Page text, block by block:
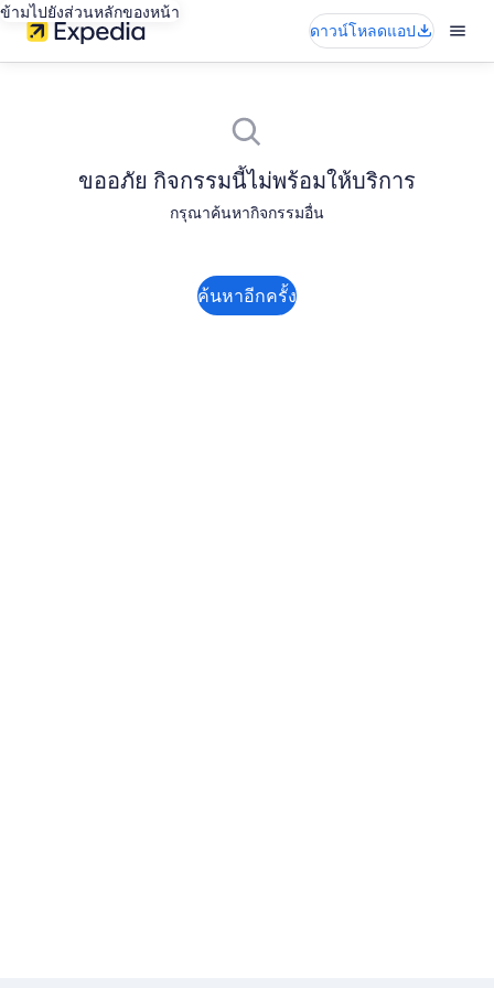
ข้ามไปยังส่วนหลักของหน้า
ดาวน์โหลดแอป
ขออภัย กิจกรรมนี้ไม่พร้อมให้บริการ
กรุณาค้นหากิจกรรมอื่น
ค้นหาอีกครั้ง